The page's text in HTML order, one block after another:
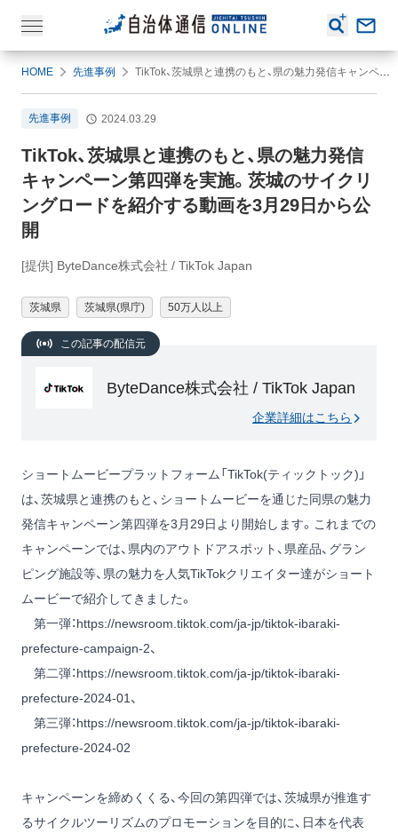
HOME 先進事例 TikTok、茨城県と連携のもと、県の魅力発信キャンペーン第四弾を実施。茨城のサイクリングロードを紹介する動画を3月29日から公開
先進事例 2024.03.29
TikTok、茨城県と連携のもと、県の魅力発信
キャンペーン第四弾を実施。茨城のサイクリ
ングロードを紹介する動画を3月29日から公
開
[提供] ByteDance株式会社 / TikTok Japan
茨城県 茨城県(県庁) 50万人以上
この記事の配信元
ByteDance株式会社 / TikTok Japan
企業詳細はこちら
ショートムービープラットフォーム「TikTok(ティックトック)」
は、茨城県と連携のもと、ショートムービーを通じた同県の魅力
発信キャンペーン第四弾を3月29日より開始します。これまでの
キャンペーンでは、県内のアウトドアスポット、県産品、グラン
ピング施設等、県の魅力を人気TikTokクリエイター達がショート
ムービーで紹介してきました。
第一弾：https://newsroom.tiktok.com/ja-jp/tiktok-ibaraki-
prefecture-campaign-2、
第二弾：https://newsroom.tiktok.com/ja-jp/tiktok-ibaraki-
prefecture-2024-01 、
第三弾：https://newsroom.tiktok.com/ja-jp/tiktok-ibaraki-
prefecture-2024-02
キャンペーンを締めくくる、今回の第四弾では、茨城県が推進す
るサイクルツーリズムのプロモーションを目的に、日本を代表